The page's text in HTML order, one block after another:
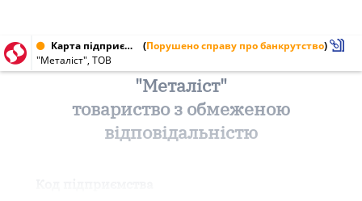
Карта підприємства від 14.03.2000 (Порушено справу про банкрутство)
"Металіст", ТОВ
"Металіст"
товариство з обмеженою
відповідальністю